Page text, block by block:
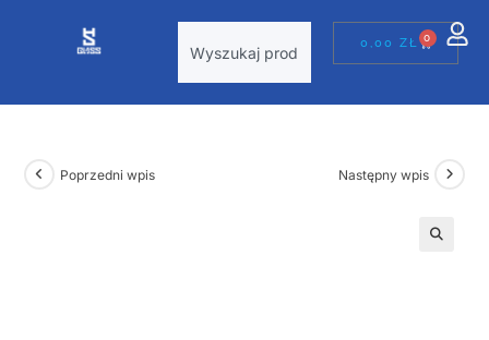
0,00ZŁ 0
Poprzedni wpis Następny wpis